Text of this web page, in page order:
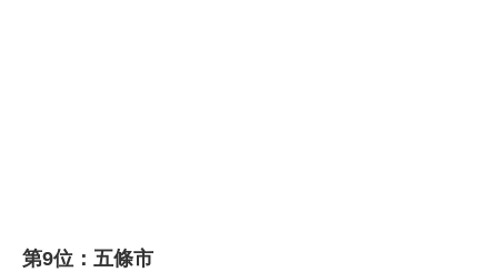
建設×テクノロジーの最前線
第9位：五條市